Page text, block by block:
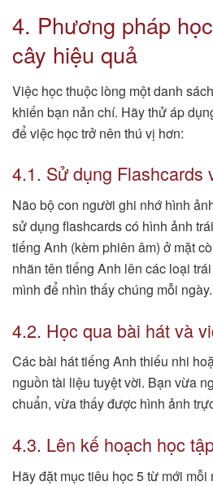
4. Phương pháp
cây hiệu quả
Việc học thuộc lòng một danh
khiến bạn nản chí. Hãy thử áp
để việc học trở nên thú vị hơn:
4.1. Sử dụng Flashcards
Não bộ con người ghi nhớ hình
sử dụng flashcards có hình ảnh
tiếng Anh (kèm phiên âm) ở mặt
nhãn tên tiếng Anh lên các loại
mình để nhìn thấy chúng mỗi ngày.
4.2. Học qua bài hát và
Các bài hát tiếng Anh thiếu nhi
nguồn tài liệu tuyệt vời. Bạn vừa
chuẩn, vừa thấy được hình ảnh
4.3. Lên kế hoạch học
Hãy đặt mục tiêu học 5 từ mới